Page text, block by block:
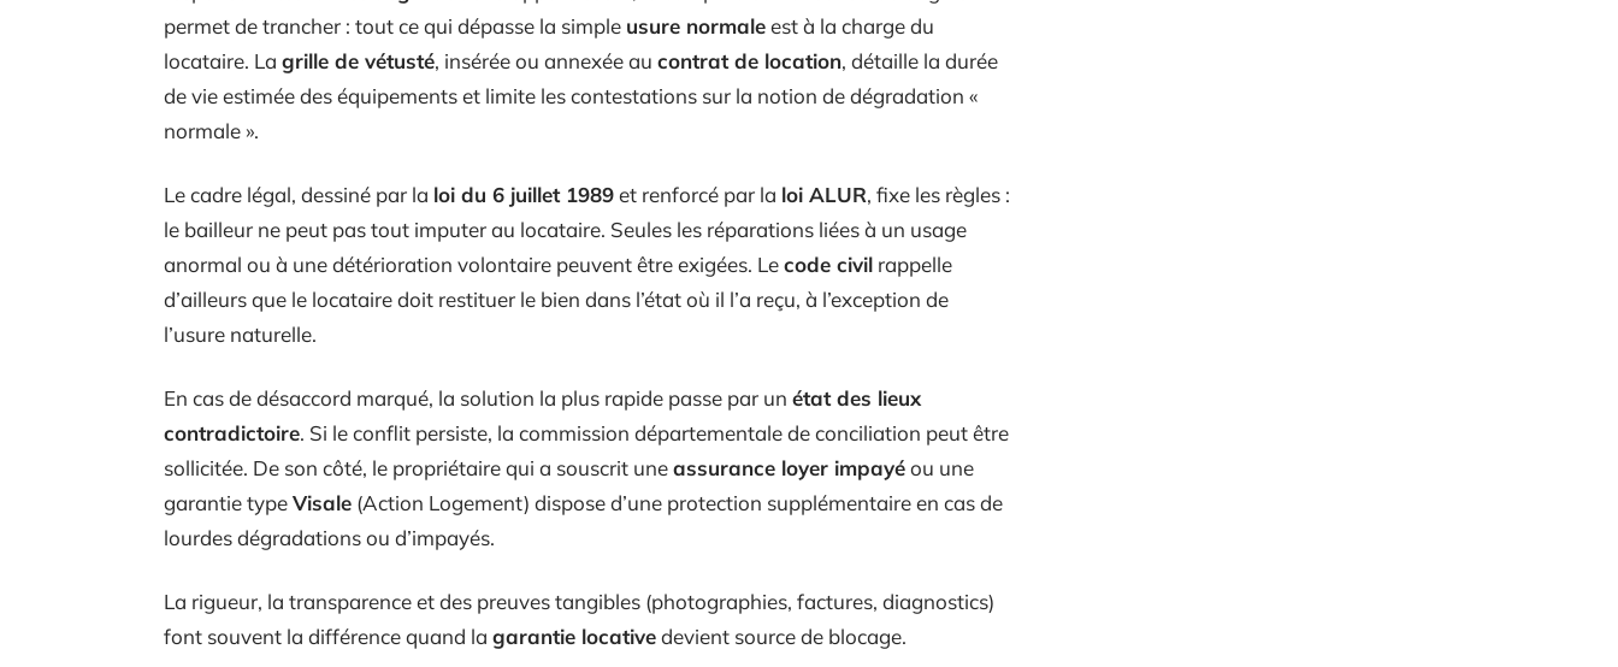
permet de trancher : tout ce qui dépasse la simple usure normaleest à la charge du
locataire. La grille de vétusté, insérée ou annexée au contrat de location, détaille la durée
de vie estimée des équipements et limite les contestations sur la notion de dégradation «
normale ».
Le cadre légal, dessiné par la loi du 6 juillet 1989et renforcé par la loi ALUR, fixe les règles :
le bailleur ne peut pas tout imputer au locataire. Seules les réparations liées à un usage
anormal ou à une détérioration volontaire peuvent être exigées. Lecode civil rappelle
d’ailleurs que le locataire doit restituer le bien dans l’état où il l’a reçu, à l’exception de
l’usure naturelle.
En cas de désaccord marqué, la solution la plus rapide passe par un état des lieux
contradictoire. Si le conflit persiste, la commission départementale de conciliation peut être
sollicitée. De son côté, le propriétaire qui a souscrit uneassurance loyer impayéou une
garantie typeVisale (Action Logement) dispose d’une protection supplémentaire en cas de
lourdes dégradations ou d’impayés.
La rigueur, la transparence et des preuves tangibles (photographies, factures, diagnostics)
font souvent la différence quand la garantie locativedevient source de blocage.